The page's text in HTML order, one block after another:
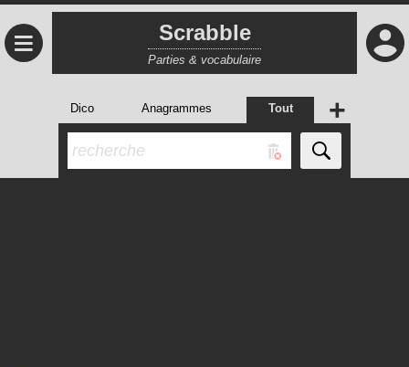
≡ Scrabble
Parties & vocabulaire
Dico Anagrammes Tout +